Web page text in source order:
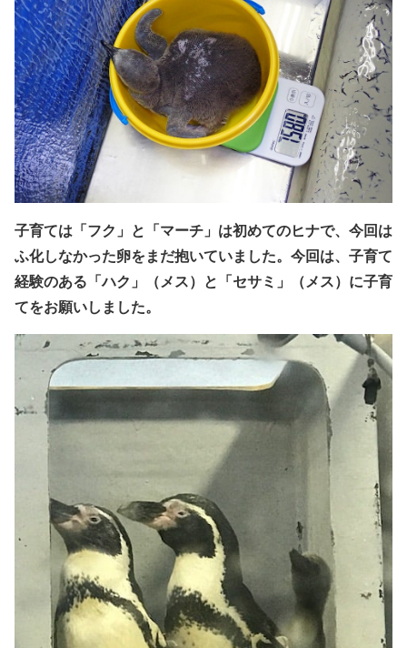
子育ては「フク」と「マーチ」は初めてのヒナで、今回は
ふ化しなかった卵をまだ抱いていました。 今回は、子育て
経験のある「ハク」（メス）と「セサミ」（メス）に子育
てをお願いしました。